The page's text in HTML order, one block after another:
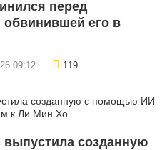
перед
его в
09:12 119
созданную